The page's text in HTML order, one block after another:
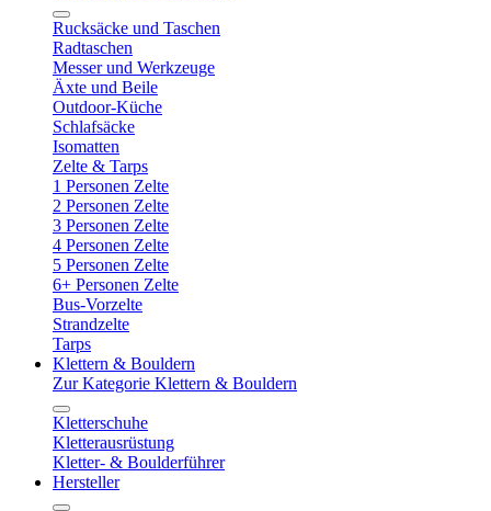
Rucksäcke und Taschen
Radtaschen
Messer und Werkzeuge
Äxte und Beile
Outdoor-Küche
Schlafsäcke
Isomatten
Zelte & Tarps
1 Personen Zelte
2 Personen Zelte
3 Personen Zelte
4 Personen Zelte
5 Personen Zelte
6+ Personen Zelte
Bus-Vorzelte
Strandzelte
Tarps
Klettern & Bouldern
Zur Kategorie Klettern & Bouldern
Kletterschuhe
Kletterausrüstung
Kletter- & Boulderführer
Hersteller